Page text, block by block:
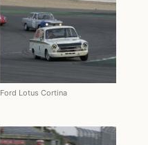
Ford Lotus Cortina